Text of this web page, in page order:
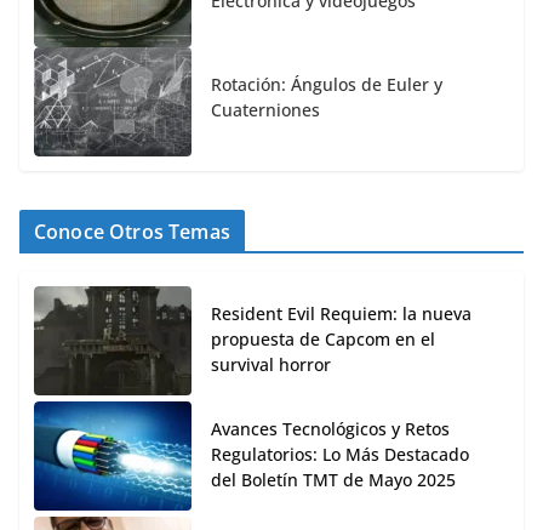
Rotación: Ángulos de Euler y
Cuaterniones
Conoce Otros Temas
Resident Evil Requiem: la nueva
propuesta de Capcom en el
survival horror
Avances Tecnológicos y Retos
Regulatorios: Lo Más Destacado
del Boletín TMT de Mayo 2025